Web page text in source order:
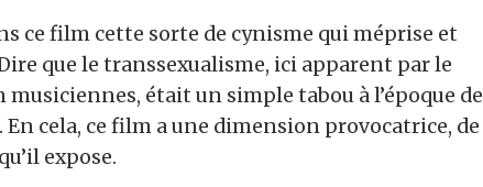
ce film cette sorte de cynisme qui méprise et
que le transsexualisme, ici apparent par le
était un simple tabou à l’époque de
cela, ce film a une dimension provocatrice, de
expose.